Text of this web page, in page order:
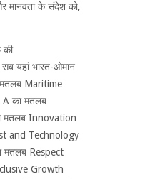
मानवता के संदेश को,
की
यहां भारत-ओमान
मतलब Maritime
A का मतलब
मतलब Innovation
and Technology
मतलब Respect
Growth